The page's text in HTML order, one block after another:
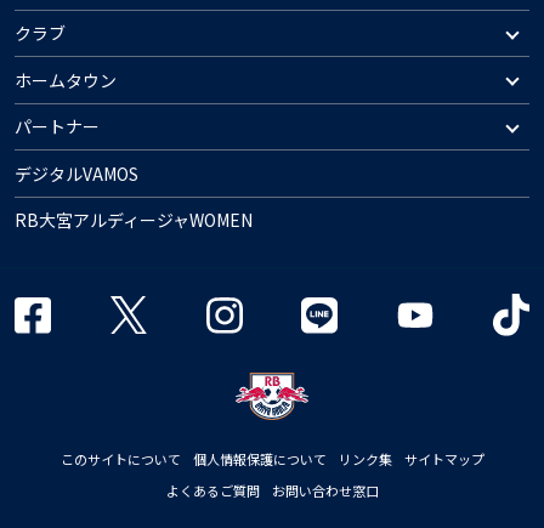
クラブ
ホームタウン
パートナー
デジタルVAMOS
RB大宮アルディージャWOMEN
このサイトについて 個人情報保護について リンク集
サイトマップ
よくあるご質問
お問い合わせ窓口